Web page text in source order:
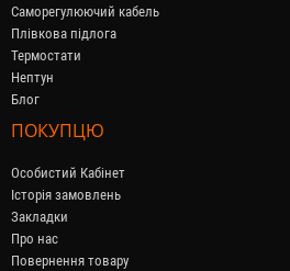
Саморегулюючий кабель
Плівкова підлога
Термостати
Нептун
Блог
ПОКУПЦЮ
Особистий Кабінет
Історія замовлень
Закладки
Про нас
Повернення товару